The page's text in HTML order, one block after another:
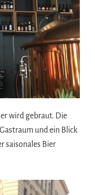
wird gebraut. Die
und ein Blick
saisonales Bier